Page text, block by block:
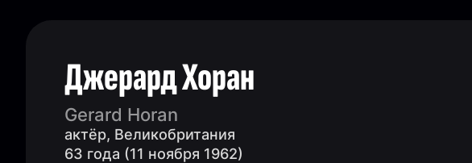
Джерард Хоран
Gerard Horan
актёр, Великобритания
63 года (11 ноября 1962)